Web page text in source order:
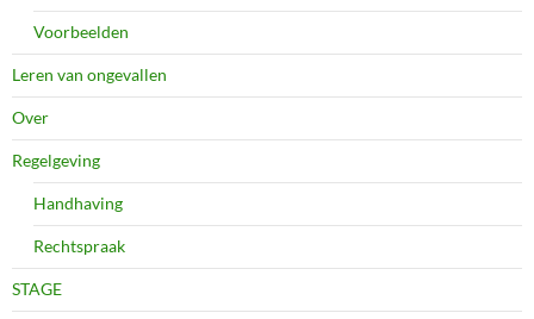
Voorbeelden
Leren van ongevallen
Over
Regelgeving
Handhaving
Rechtspraak
STAGE